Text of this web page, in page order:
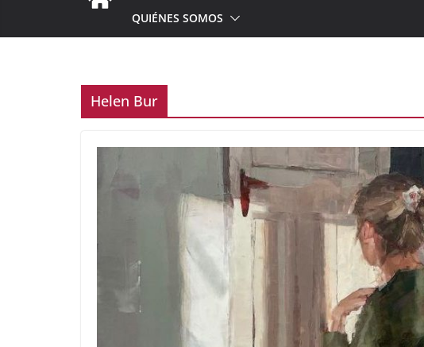
QUIÉNES SOMOS
Helen Bur